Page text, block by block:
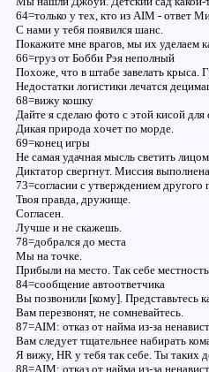
64=только у тех, кто из AIM - ответ
С нами у тебя появился шанс.
Покажите мне врагов, мы их уделаем
66=груз от Бобби Рэя неполный
Похоже, что в штабе завелать крыса.
Недостатки логистики лечатся
68=вижу кошку
Дайте я сделаю фото с этой кисой для
Дикая природа хочет по морде.
69=конец игры
Не самая удачная мысль светить
Диктатор свергнут. Миссия
73=согласии с утверждением другого
Твоя правда, дружище.
Согласен.
Лучше и не скажешь.
78=добрался до места
Мы на точке.
Прибыли на место. Так себе
84=сообщение автоответчика
Вы позвонили [кому]. Представьтесь
Вам перезвонят, не сомневайтесь.
87=AIM: отказ от найма из-за
Вам следует тщательнее набирать
Я вижу, HR у тебя так себе. Ты таких
88=AIM: отказ от найма из-за